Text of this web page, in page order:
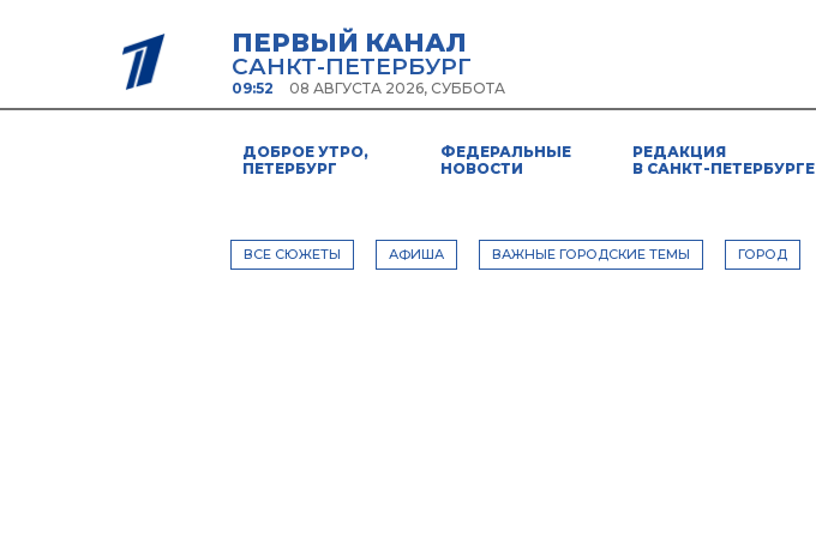
ПЕРВЫЙ КАНАЛ
САНКТ-ПЕТЕРБУРГ
09:52 08 АВГУСТА 2026, СУББОТА
ДОБРОЕ УТРО,
ПЕТЕРБУРГ
ФЕДЕРАЛЬНЫЕ
НОВОСТИ
РЕДАКЦИЯ
В САНКТ-ПЕТЕРБУРГЕ
ВСЕ СЮЖЕТЫ АФИША ВАЖНЫЕ ГОРОДСКИЕ ТЕМЫ ГОРОД